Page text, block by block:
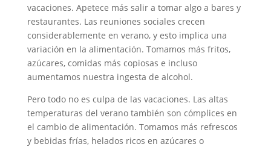
vacaciones. Apetece más salir a tomar algo a bares y
restaurantes. Las reuniones sociales crecen
considerablemente en verano, y esto implica una
variación en la alimentación. Tomamos más fritos,
azúcares, comidas más copiosas e incluso
aumentamos nuestra ingesta de alcohol.
Pero todo no es culpa de las vacaciones. Las altas
temperaturas del verano también son cómplices en
el cambio de alimentación. Tomamos más refrescos
y bebidas frías, helados ricos en azúcares o